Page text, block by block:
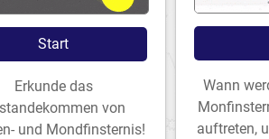
Start
Erkunde das
von
und Mondfinsternis!
Wann
auftreten,